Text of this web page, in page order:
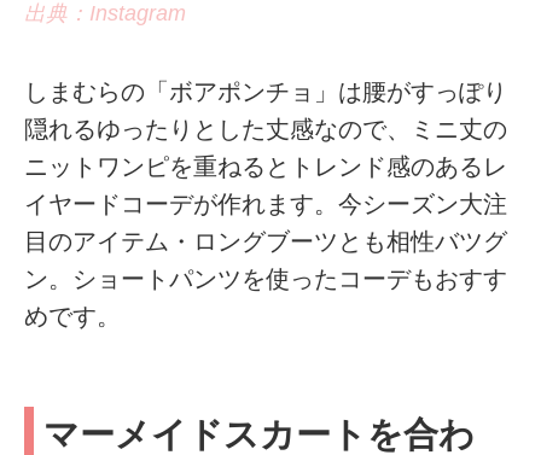
出典：Instagram
しまむらの「ボアポンチョ」は腰がすっぽり
隠れるゆったりとした丈感なので、ミニ丈の
ニットワンピを重ねるとトレンド感のあるレ
イヤードコーデが作れます。今シーズン大注
目のアイテム・ロングブーツとも相性バツグ
ン。ショートパンツを使ったコーデもおすす
めです。
マーメイドスカートを合わ